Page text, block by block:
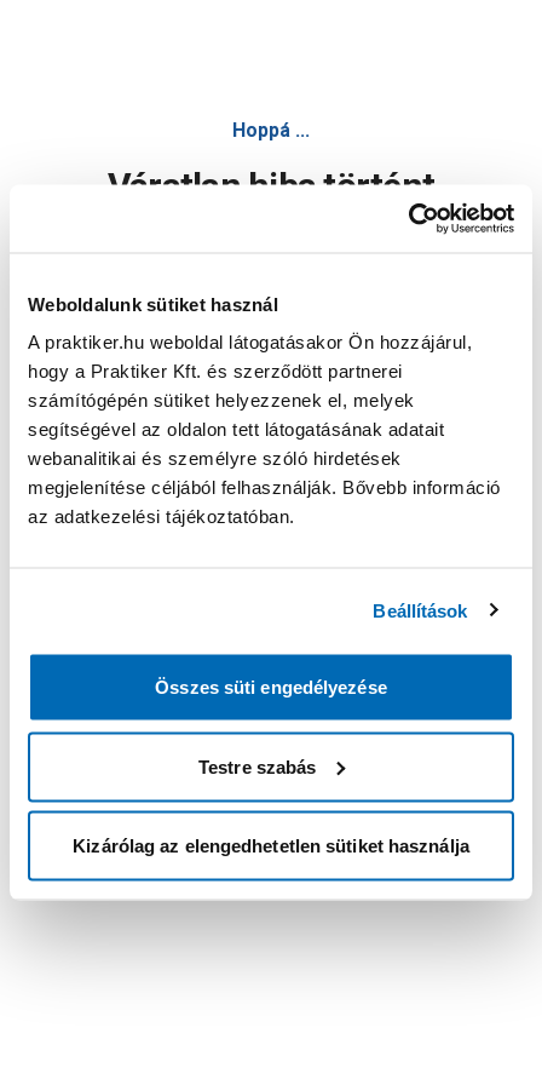
Weboldalunk sütiket használ
A praktiker.hu weboldal látogatásakor Ön hozzájárul,
hogy a Praktiker Kft. és szerződött partnerei
számítógépén sütiket helyezzenek el, melyek
segítségével az oldalon tett látogatásának adatait
webanalitikai és személyre szóló hirdetések
megjelenítése céljából felhasználják. Bővebb információ
az adatkezelési tájékoztatóban.
Beállítások
Összes süti engedélyezése
Testre szabás
Kizárólag az elengedhetetlen sütiket használja
Hoppá ...
Váratlan hiba történt
Oldal újratöltése